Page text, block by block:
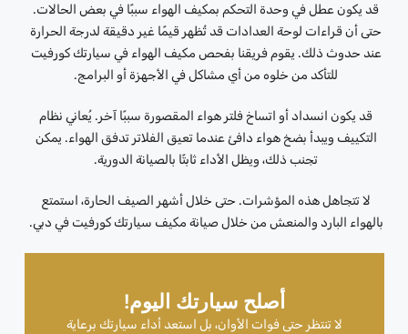
أصلح سيارتك اليوم!
لا تنتظر حتى فوات الأوان، بل استعد أداء سيارتك برعاية
قد يكون عطل في وحدة التحكم بمكيف الهواء سببًا في بعض الحالات.
حتى أن قراءات لوحة العدادات قد تُظهر قيمًا غير دقيقة لدرجة الحرارة
عند حدوث ذلك. يقوم فريقنا بفحص مكيف الهواء في سيارتك كورفيت
للتأكد من خلوه من أي مشاكل في الأجهزة أو البرامج.
قد يكون انسداد أو اتساخ فلتر هواء المقصورة سببًا آخر. يُعاني نظام
التكييف ويبدأ بضخ هواء دافئ عندما تعيق الفلاتر تدفق الهواء. يمكن
تجنب ذلك، ويظل الأداء ثابتًا بالصيانة الدورية.
لا تتجاهل هذه المؤشرات. حتى خلال أشهر الصيف الحارة، استمتع
بالهواء البارد والمنعش من خلال صيانة مكيف سيارتك كورفيت في دبي.